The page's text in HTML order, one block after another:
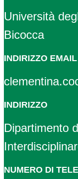
Università
Bicocca
INDIRIZZO EMAIL
INDIRIZZO
Dipartimento
NUMERO DI